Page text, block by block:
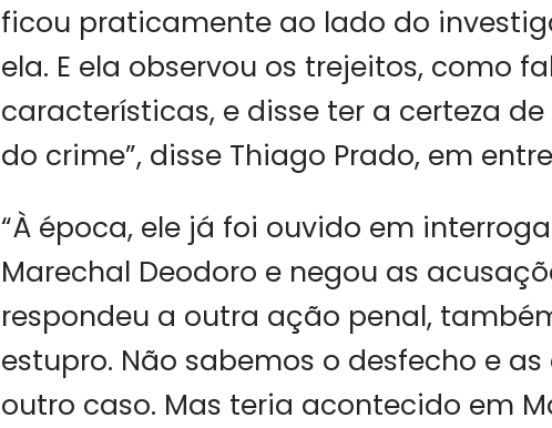
ficou praticamente ao lado do
ela. E ela observou os trejeitos, como
características, e disse ter a certeza
do crime”, disse Thiago Prado, em
“À época, ele já foi ouvido em
Marechal Deodoro e negou as
respondeu a outra ação penal,
estupro. Não sabemos o desfecho e
outro caso. Mas teria acontecido em